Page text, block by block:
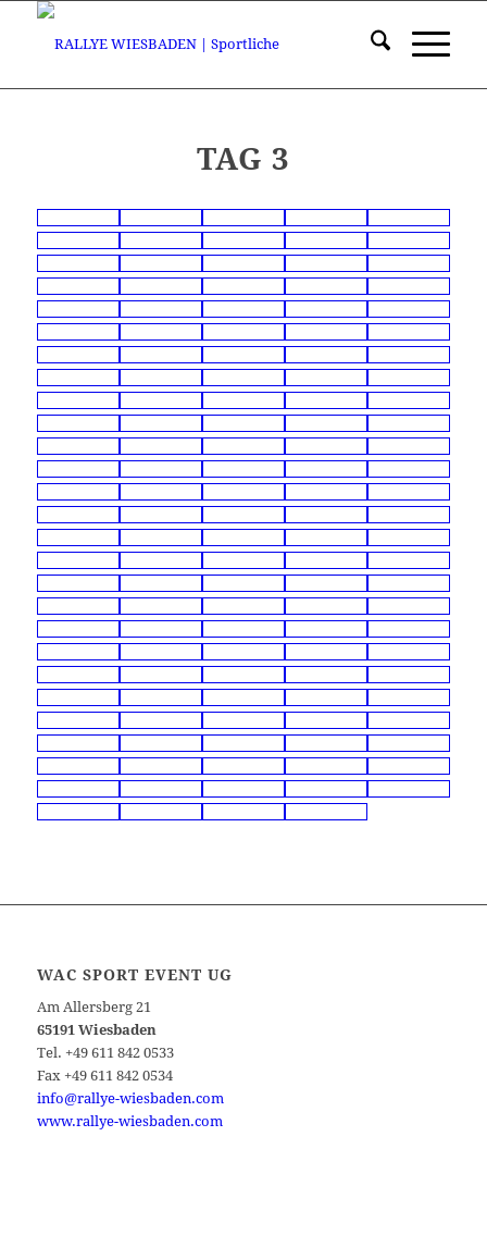
TAG 3
WAC SPORT EVENT UG
Am Allersberg 21
65191 Wiesbaden
Tel. +49 611 842 0533
Fax +49 611 842 0534
info@rallye-wiesbaden.com
www.rallye-wiesbaden.com